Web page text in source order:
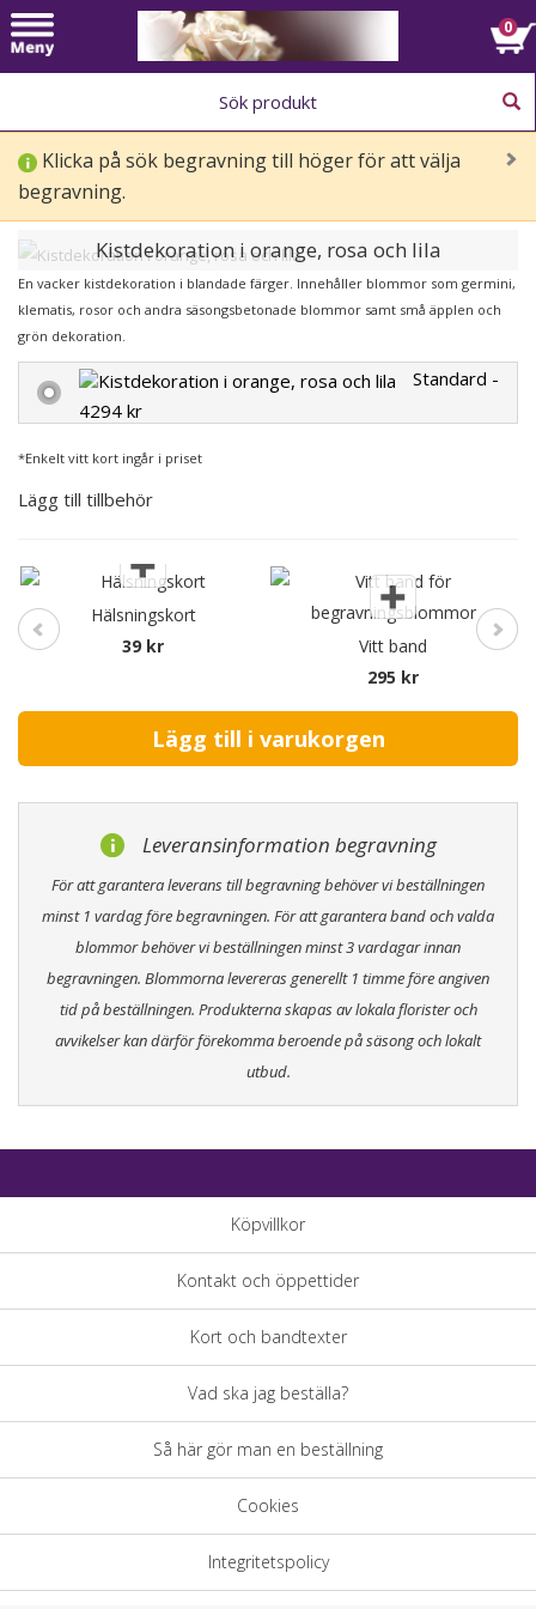
Toggle
navigation
0
Sorgbuketter
Handbuketter
Kransar
Kistdekorationer
Urndekorationer
Info
Klicka på sök begravning till höger för att välja
begravning.
Kistdekoration i orange, rosa och lila
En vacker kistdekoration i blandade färger. Innehåller blommor som germini,
klematis, rosor och andra säsongsbetonade blommor samt små äpplen och
grön dekoration.
Standard -
4294 kr
*Enkelt vitt kort ingår i priset
Lägg till tillbehör
Hälsningskort
39 kr
Vitt band
295 kr
Leveransinformation begravning
För att garantera leverans till begravning behöver vi beställningen
minst 1 vardag före begravningen. För att garantera band och valda
blommor behöver vi beställningen minst 3 vardagar innan
begravningen. Blommorna levereras generellt 1 timme före angiven
tid på beställningen. Produkterna skapas av lokala florister och
avvikelser kan därför förekomma beroende på säsong och lokalt
utbud.
Köpvillkor
Kontakt och öppettider
Kort och bandtexter
Vad ska jag beställa?
Så här gör man en beställning
Cookies
Integritetspolicy